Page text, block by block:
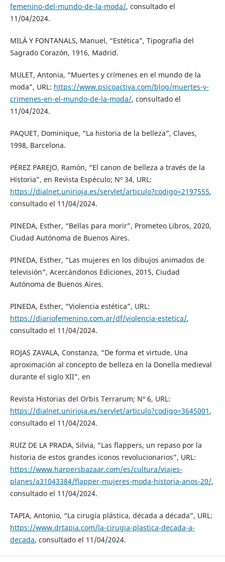
femenino-del-mundo-de-la-moda/, consultado el
11/04/2024.
MILÁ Y FONTANALS, Manuel, “Estética”, Tipografía del
Sagrado Corazón, 1916, Madrid.
MULET, Antonia, “Muertes y crímenes en el mundo de la
moda”, URL: https://www.psicoactiva.com/blog/muertes-y-
crimenes-en-el-mundo-de-la-moda/, consultado el
11/04/2024.
PAQUET, Dominique, “La historia de la belleza”, Claves,
1998, Barcelona.
PÉREZ PAREJO, Ramón, “El canon de belleza a través de la
Historia”, en Revista Espéculo; Nº 34, URL:
https://dialnet.unirioja.es/servlet/articulo?codigo=2197555,
consultado el 11/04/2024.
PINEDA, Esther, “Bellas para morir”, Prometeo Libros, 2020,
Ciudad Autónoma de Buenos Aires.
PINEDA, Esther, “Las mujeres en los dibujos animados de
televisión”, Acercándonos Ediciones, 2015, Ciudad
Autónoma de Buenos Aires.
PINEDA, Esther, “Violencia estética”, URL:
https://diariofemenino.com.ar/df/violencia-estetica/,
consultado el 11/04/2024.
ROJAS ZAVALA, Constanza, “De forma et virtude. Una
aproximación al concepto de belleza en la Donella medieval
durante el siglo XII”, en
Revista Historias del Orbis Terrarum; Nº 6, URL:
https://dialnet.unirioja.es/servlet/articulo?codigo=3645001 ,
consultado el 11/04/2024.
RUIZ DE LA PRADA, Silvia, “Las flappers, un repaso por la
historia de estos grandes iconos revolucionarios”, URL:
https://www.harpersbazaar.com/es/cultura/viajes-
planes/a31043384/flapper-mujeres-moda-historia-anos-20/,
consultado el 11/04/2024.
TAPIA, Antonio, “La cirugía plástica, década a década”, URL:
https://www.drtapia.com/la-cirugia-plastica-decada-a-
decada, consultado el 11/04/2024.